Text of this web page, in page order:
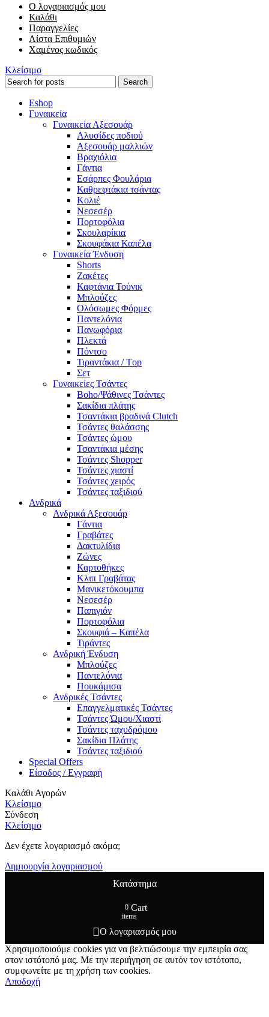
Ο λογαριασμός μου
Καλάθι
Παραγγελίες
Λίστα Επιθυμιών
Χαμένος κωδικός
Κλείσιμο
Search
Eshop
Γυναικεία
Γυναικεία Αξεσουάρ
Αλυσίδες ποδιού
Αξεσουάρ μαλλιών
Βραχιόλια
Γάντια
Εσάρπες Φουλάρια
Καθρεφτάκια τσάντας
Κολιέ
Νεσεσέρ
Πορτοφόλια
Σκουλαρίκια
Σκουφάκια Καπέλα
Γυναικεία Ένδυση
Shorts
Ζακέτες
Καφτάνια Τούνικ
Μπλούζες
Ολόσωμες Φόρμες
Παντελόνια
Πανωφόρια
Πλεκτά
Πόντσο
Τιραντάκια / Τop
Σετ
Γυναικείες Τσάντες
Boho/Ψάθινες Τσάντες
Σακίδια πλάτης
Τσαντάκια βραδινά Clutch
Τσάντες θαλάσσης
Τσάντες ώμου
Τσαντάκια μέσης
Τσάντες Shopper
Τσάντες χιαστί
Τσάντες χειρός
Τσάντες ταξιδιού
Ανδρικά
Ανδρικά Αξεσουάρ
Γάντια
Γραβάτες
Δακτυλίδια
Ζώνες
Καρτοθήκες
Κλιπ Γραβάτας
Μανικετόκουμπα
Νεσεσέρ
Παπιγιόν
Πορτοφόλια
Σκουφιά – Καπέλα
Τιράντες
Ανδρική Ένδυση
Μπλούζες
Παντελόνια
Πουκάμισα
Ανδρικές Τσάντες
Επαγγελματικές Τσάντες
Τσάντες Ώμου/Χιαστί
Τσάντες ταχυδρόμου
Σακίδια Πλάτης
Τσάντες ταξιδιού
Special Offers
Είσοδος / Εγγραφή
Καλάθι Αγορών
Κλείσιμο
Σύνδεση
Κλείσιμο
Δεν έχετε λογαριασμό ακόμα;
Δημιουργία λογαριασμού
Κατάστημα
0
items
Cart
Ο λογαριασμός μου
Χρησιμοποιούμε cookies για να βελτιώσουμε την εμπειρία σας
στον ιστότοπό μας. Με την περιήγηση σε αυτόν τον ιστότοπο,
συμφωνείτε με τη χρήση των cookies.
Αποδοχή